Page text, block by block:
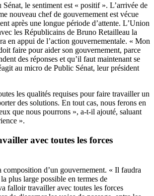
Sénat, le sentiment est « positif ». L’arrivée de
nouveau chef de gouvernement est vécue
après une longue période d’attente. L’Union
les Républicains de Bruno Retailleau la
en appui de l’action gouvernementale. « Mon
faire pour aider son gouvernement, parce
des réponses et qu’il faut maintenant se
au micro de Public Sénat, leur président
les qualités requises pour faire travailler un
des solutions. En tout cas, nous ferons en
que nous pourrons », a-t-il ajouté, saluant
».
avec toutes les forces
composition d’un gouvernement. « Il faudra
plus large possible en termes de
falloir travailler avec toutes les forces